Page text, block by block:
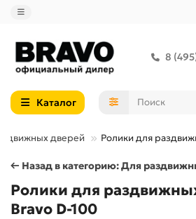
8
Каталог
дверей Ролики для
← Назад в категорию: Для
Ролики для
Bravo D-100